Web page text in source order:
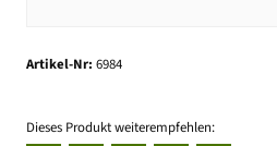
Artikel-Nr: 6984
Dieses Produkt weiterempfehlen: